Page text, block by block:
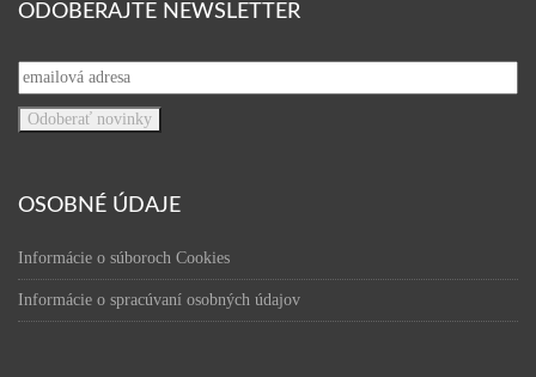
ODOBERAJTE NEWSLETTER
OSOBNÉ ÚDAJE
Informácie o súboroch Cookies
Informácie o spracúvaní osobných údajov